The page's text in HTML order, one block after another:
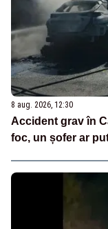
8 aug. 2026, 12:30
Accident grav în
foc, un șofer ar